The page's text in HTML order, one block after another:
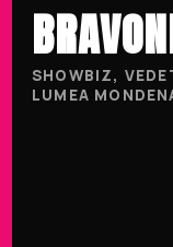
SHOWBIZ,
LUMEA